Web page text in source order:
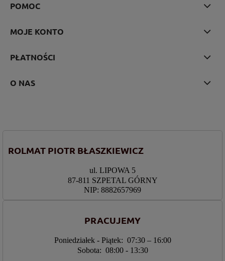
POMOC
MOJE KONTO
PŁATNOŚCI
O NAS
ROLMAT PIOTR BŁASZKIEWICZ
ul. LIPOWA 5
87-811 SZPETAL GÓRNY
NIP: 8882657969
PRACUJEMY
Poniedziałek - Piątek: 07:30 – 16:00
Sobota: 08:00 - 13:30